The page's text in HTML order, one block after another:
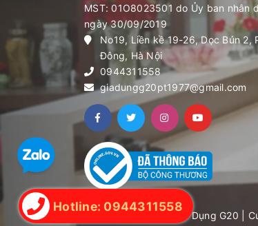
MST: 01O8023501 do Ủy ban nhân
ngày 30/09/2019
No19, Liền kề 19-26, Dọc Bún 2,
Đông, Hà Nội
0944311558
giadungg20pt1977@gmail.com
Bản quyền thuộc về Gia Dụng G20
Hotline: 0944311558